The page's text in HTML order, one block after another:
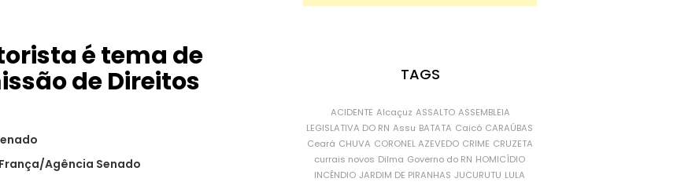
é tema de
de Direitos
Agência Senado
TAGS
ACIDENTE Alcaçuz ASSALTO ASSEMBLEIA
LEGISLATIVA DO RN Assu BATATA Caicó CARAÚBAS
Ceará CHUVA CORONEL AZEVEDO CRIME CRUZETA
currais novos Dilma Governo do RN HOMICÍDIO
INCÊNDIO JARDIM DE PIRANHAS JUCURUTU LULA